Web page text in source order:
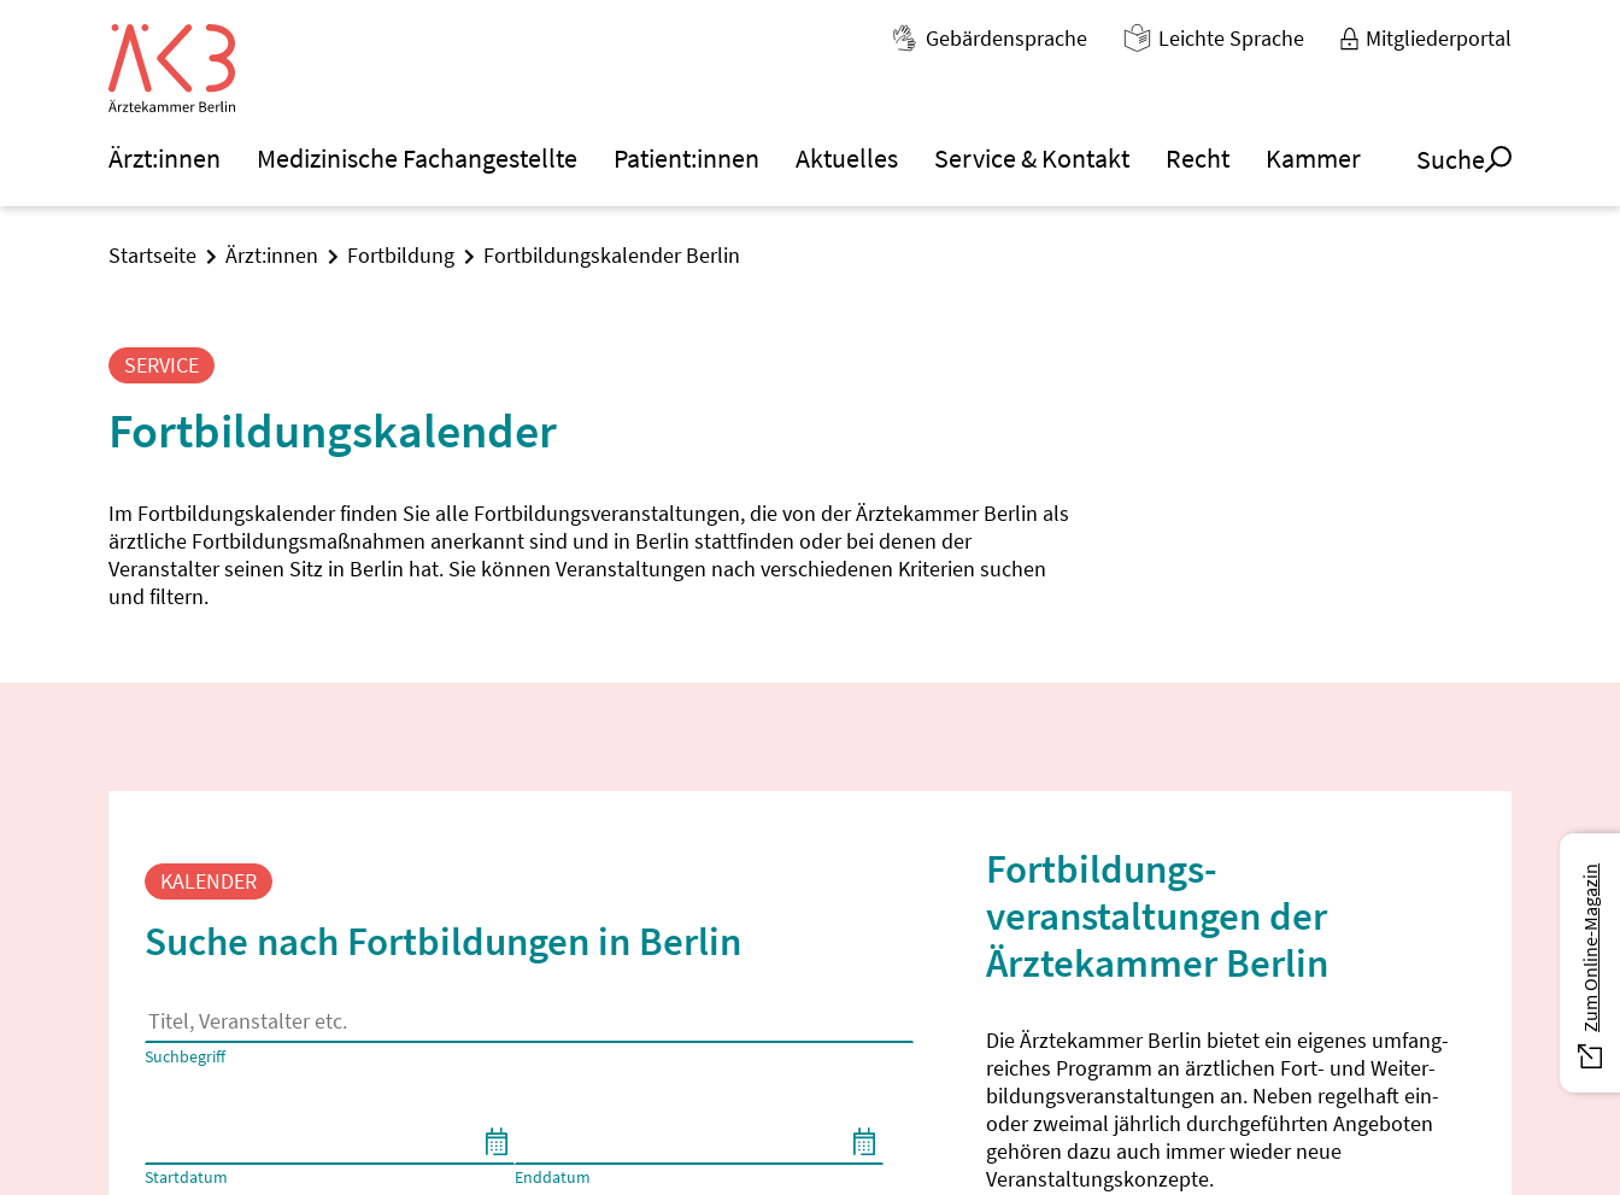
Gebärdensprache Leichte Sprache Mitgliederportal
Ärzt:innen Medizinische Fachangestellte Patient:innen Aktuelles Service & Kontakt Recht Kammer Suche
Startseite Ärzt:innen Fortbildung Fortbildungskalender Berlin
SERVICE
Fortbildungskalender
Im Fortbildungskalender finden Sie alle Fortbildungsveranstaltungen, die von der Ärztekammer Berlin als
ärztliche Fortbildungsmaßnahmen anerkannt sind und in Berlin stattfinden oder bei denen der
Veranstalter seinen Sitz in Berlin hat. Sie können Veranstaltungen nach verschiedenen Kriterien suchen
und filtern.
KALENDER
Suche nach Fortbildungen in Berlin
Es erscheinen Suchvorschläge, wenn mindestens 2 Zeichen eingegeben wurden.
Suchbegriff
Startdatum Enddatum
Fortbildungs­
veranstaltungen der
Ärztekammer Berlin
Die Ärztekammer Berlin bietet ein eigenes umfang­
reiches Programm an ärztlichen Fort- und Weiter­
bildungs­veranstaltungen an. Neben regelhaft ein-
oder zweimal jährlich durch­geführten Angeboten
gehören dazu auch immer wieder neue
Veranstaltungs­konzepte.
Zum Online-Magazin